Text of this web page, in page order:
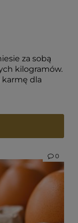
za sobą
kilogramów.
karmę dla
0